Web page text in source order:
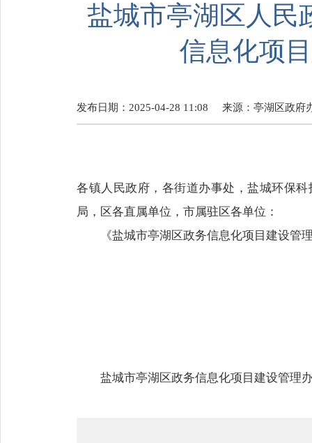
盐城市亭湖区人民
信息化项
发布日期：2025-04-28 11:08 来源： 亭湖区政府
各镇人民政府，各街道办事处，盐城环保
局，区各直属单位，市属驻区各单位：
《盐城市亭湖区政务信息化项目建设
盐城市亭湖区政务信息化项目建设管理